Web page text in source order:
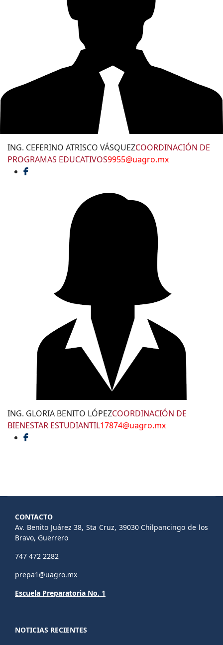
ING. CEFERINO ATRISCO VÁSQUEZCOORDINACIÓN DE
PROGRAMAS EDUCATIVOS9955@uagro.mx
ING. GLORIA BENITO LÓPEZCOORDINACIÓN DE
BIENESTAR ESTUDIANTIL17874@uagro.mx
CONTACTO
Av. Benito Juárez 38, Sta Cruz, 39030 Chilpancingo de los
Bravo, Guerrero
747 472 2282
prepa1@uagro.mx
Escuela Preparatoria No. 1
NOTICIAS RECIENTES